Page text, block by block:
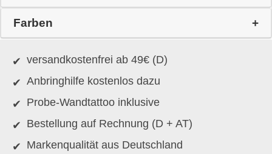
Farben
versandkostenfrei ab 49€ (D)
Anbringhilfe kostenlos dazu
Probe-Wandtattoo inklusive
Bestellung auf Rechnung (D + AT)
Markenqualität aus Deutschland